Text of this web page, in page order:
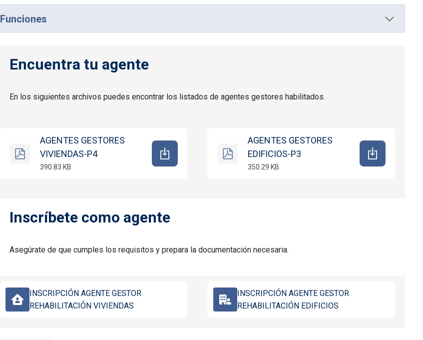
Funciones
Encuentra tu agente
En los siguientes archivos puedes encontrar los listados de agentes gestores habilitados.
AGENTES GESTORES
VIVIENDAS-P4
390.83 KB
AGENTES GESTORES
EDIFICIOS-P3
350.29 KB
Inscríbete como agente
Asegúrate de que cumples los requisitos y prepara la documentación necesaria.
INSCRIPCIÓN AGENTE GESTOR
REHABILITACIÓN VIVIENDAS
INSCRIPCIÓN AGENTE GESTOR
REHABILITACIÓN EDIFICIOS